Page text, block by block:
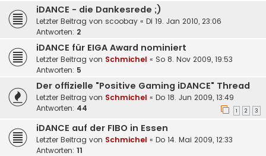
iDANCE - die Dankesrede ;)
Letzter Beitrag von scoobay « Di 19. Jan 2010, 23:06
Antworten: 2
iDANCE für EIGA Award nominiert
Letzter Beitrag von Schmichel « So 8. Nov 2009, 19:53
Antworten: 5
Der offizielle "Positive Gaming iDANCE" Thread
Letzter Beitrag von Schmichel « Do 18. Jun 2009, 13:49
Antworten: 44 1 2 3
iDANCE auf der FIBO in Essen
Letzter Beitrag von Schmichel « Do 14. Mai 2009, 12:33
Antworten: 11